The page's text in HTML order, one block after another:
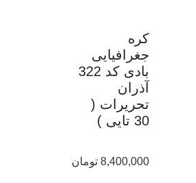
کره
جغرافیایی
بادی کد 322
آذران
تحریرات (
30 تایی )
8,400,000 تومان